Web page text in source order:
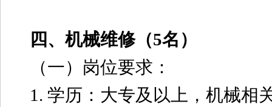
四、机械维修（5名）
（一）岗位要求：
1. 学历：大专及以上，机械相